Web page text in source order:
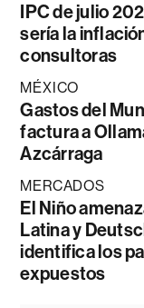
IPC de julio
sería la
consultoras
MÉXICO
Gastos del
factura a
Azcárraga
MERCADOS
El Niño
Latina y
identifica los
expuestos